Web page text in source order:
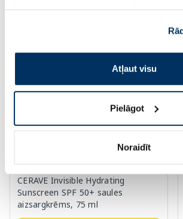
pakalpojumus. Ja piekrītat šo papildu
izmantošanai, lūdzu, atzīmējiet savu
Atļaut visu
Pielāgot
Noraidīt
CERAVE Invisible Hydrating
Sunscreen SPF 50+ saules
aizsargkrēms, 75 ml